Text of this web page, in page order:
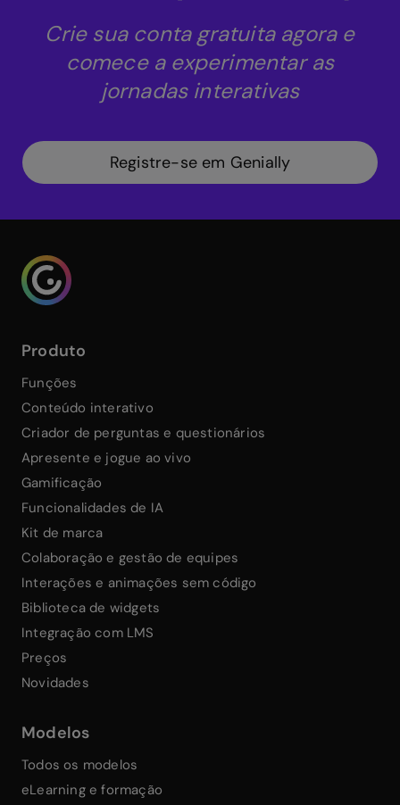
Crie sua conta gratuita agora e
comece a experimentar as
jornadas interativas
Registre-se em Genially
Genialy home page
Produto
Funções
Conteúdo interativo
Criador de perguntas e questionários
Apresente e jogue ao vivo
Gamificação
Funcionalidades de IA
Kit de marca
Colaboração e gestão de equipes
Interações e animações sem código
Biblioteca de widgets
Integração com LMS
Preços
Novidades
Modelos
Todos os modelos
eLearning e formação